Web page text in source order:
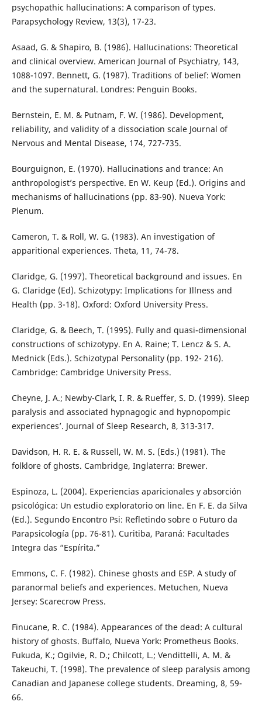
psychopathic hallucinations: A comparison of types.
Parapsychology Review, 13(3), 17-23.
Asaad, G. & Shapiro, B. (1986). Hallucinations: Theoretical
and clinical overview. American Journal of Psychiatry, 143,
1088-1097. Bennett, G. (1987). Traditions of belief: Women
and the supernatural. Londres: Penguin Books.
Bernstein, E. M. & Putnam, F. W. (1986). Development,
reliability, and validity of a dissociation scale Journal of
Nervous and Mental Disease, 174, 727-735.
Bourguignon, E. (1970). Hallucinations and trance: An
anthropologist’s perspective. En W. Keup (Ed.). Origins and
mechanisms of hallucinations (pp. 83-90). Nueva York:
Plenum.
Cameron, T. & Roll, W. G. (1983). An investigation of
apparitional experiences. Theta, 11, 74-78.
Claridge, G. (1997). Theoretical background and issues. En
G. Claridge (Ed). Schizotypy: Implications for Illness and
Health (pp. 3-18). Oxford: Oxford University Press.
Claridge, G. & Beech, T. (1995). Fully and quasi-dimensional
constructions of schizotypy. En A. Raine; T. Lencz & S. A.
Mednick (Eds.). Schizotypal Personality (pp. 192- 216).
Cambridge: Cambridge University Press.
Cheyne, J. A.; Newby-Clark, I. R. & Rueffer, S. D. (1999). Sleep
paralysis and associated hypnagogic and hypnopompic
experiences’. Journal of Sleep Research, 8, 313-317.
Davidson, H. R. E. & Russell, W. M. S. (Eds.) (1981). The
folklore of ghosts. Cambridge, Inglaterra: Brewer.
Espinoza, L. (2004). Experiencias aparicionales y absorción
psicológica: Un estudio exploratorio on line. En F. E. da Silva
(Ed.). Segundo Encontro Psi: Refletindo sobre o Futuro da
Parapsicología (pp. 76-81). Curitiba, Paraná: Facultades
Integra das “Espírita.”
Emmons, C. F. (1982). Chinese ghosts and ESP. A study of
paranormal beliefs and experiences. Metuchen, Nueva
Jersey: Scarecrow Press.
Finucane, R. C. (1984). Appearances of the dead: A cultural
history of ghosts. Buffalo, Nueva York: Prometheus Books.
Fukuda, K.; Ogilvie, R. D.; Chilcott, L.; Vendittelli, A. M. &
Takeuchi, T. (1998). The prevalence of sleep paralysis among
Canadian and Japanese college students. Dreaming, 8, 59-
66.